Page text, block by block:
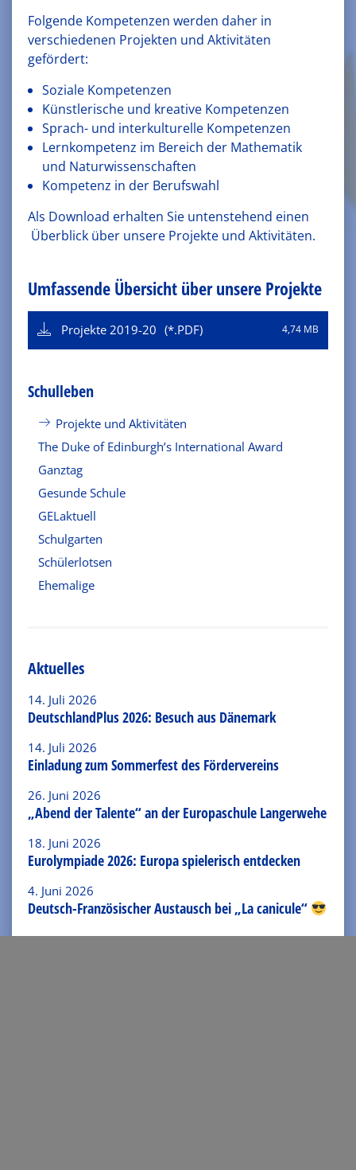
Folgende Kompetenzen werden daher in
verschiedenen Projekten und Aktivitäten
gefördert:
Soziale Kompetenzen
Künstlerische und kreative Kompetenzen
Sprach- und interkulturelle Kompetenzen
Lernkompetenz im Bereich der Mathematik
und Naturwissenschaften
Kompetenz in der Berufswahl
Als Download erhalten Sie untenstehend einen
Überblick über unsere Projekte und Aktivitäten.
Umfassende Übersicht über unsere Projekte
Projekte 2019-20 4,74 MB
Schulleben
Projekte und Aktivitäten
The Duke of Edinburgh’s International Award
Ganztag
Gesunde Schule
GELaktuell
Schulgarten
Schülerlotsen
Ehemalige
Aktuelles
14. Juli 2026
DeutschlandPlus 2026: Besuch aus Dänemark
14. Juli 2026
Einladung zum Sommerfest des Fördervereins
26. Juni 2026
„Abend der Talente“ an der Europaschule Langerwehe
18. Juni 2026
Eurolympiade 2026: Europa spielerisch entdecken
4. Juni 2026
Deutsch-Französischer Austausch bei „La canicule“